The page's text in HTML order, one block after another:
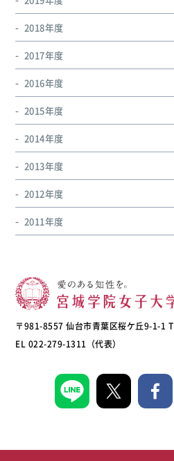
2018年度
2017年度
2016年度
2015年度
2014年度
2013年度
2012年度
2011年度
〒981-8557 仙台市青葉区桜ケ丘9-1-1 T
EL 022-279-1311（代表）